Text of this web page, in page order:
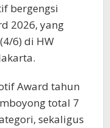
bergengsi
2026, yang
6) di HW
Award tahun
total 7
sekaligus